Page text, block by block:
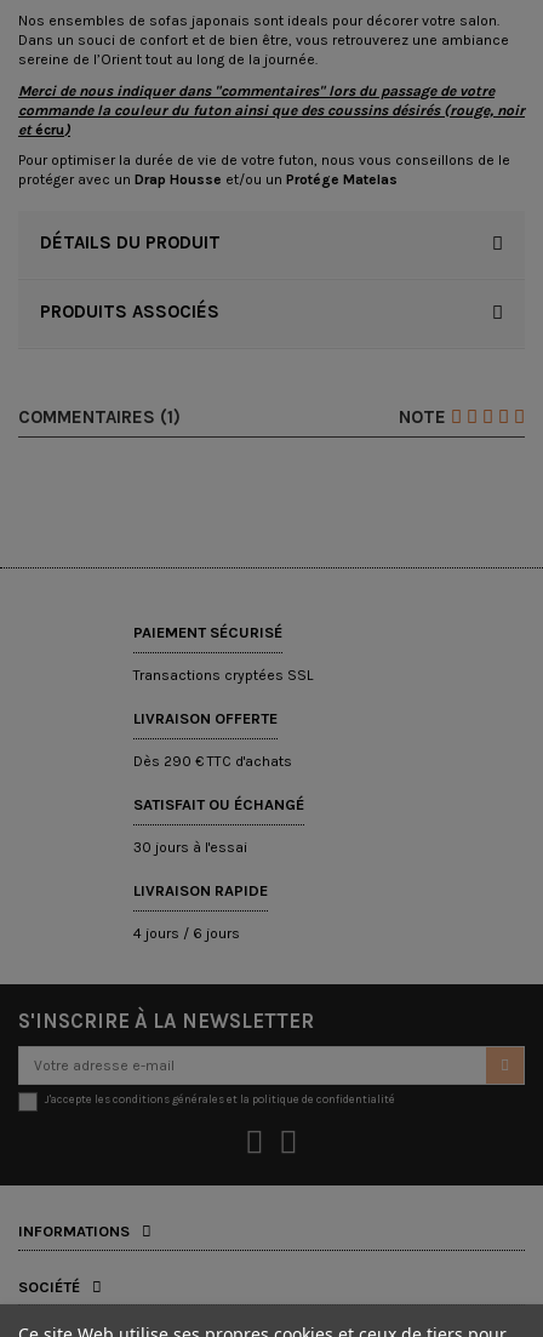
Nos ensembles de sofas japonais sont ideals pour décorer votre salon.
Dans un souci de confort et de bien être, vous retrouverez une ambiance
sereine de l’Orient tout au long de la journée.
Merci de nous indiquer dans "commentaires" lors du passage de votre
commande la couleur du futon ainsi que des coussins désirés (rouge, noir
etécru)
Pour optimiser la durée de vie de votre futon, nous vous conseillons de le
protéger avec un Drap Housse et/ou un Protége Matelas
DÉTAILS DU PRODUIT
PRODUITS ASSOCIÉS
NOTE
COMMENTAIRES (1)
PAIEMENT SÉCURISÉ
Transactions cryptées SSL
LIVRAISON OFFERTE
Dès 290 € TTC d'achats
SATISFAIT OU ÉCHANGÉ
30 jours à l'essai
LIVRAISON RAPIDE
4 jours / 6 jours
S'INSCRIRE À LA NEWSLETTER
J'accepte les conditions générales et la politique de confidentialité
INFORMATIONS
SOCIÉTÉ